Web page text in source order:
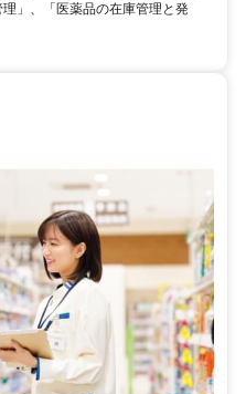
」、「医薬品の在庫管理と発